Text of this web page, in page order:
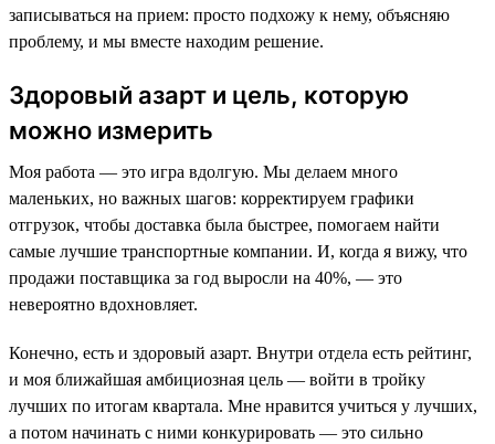
записываться на прием: просто подхожу к нему, объясняю
проблему, и мы вместе находим решение.
Здоровый азарт и цель, которую
можно измерить
Моя работа — это игра вдолгую. Мы делаем много
маленьких, но важных шагов: корректируем графики
отгрузок, чтобы доставка была быстрее, помогаем найти
самые лучшие транспортные компании. И, когда я вижу, что
продажи поставщика за год выросли на 40%, — это
невероятно вдохновляет.
Конечно, есть и здоровый азарт. Внутри отдела есть рейтинг,
и моя ближайшая амбициозная цель — войти в тройку
лучших по итогам квартала. Мне нравится учиться у лучших,
а потом начинать с ними конкурировать — это сильно